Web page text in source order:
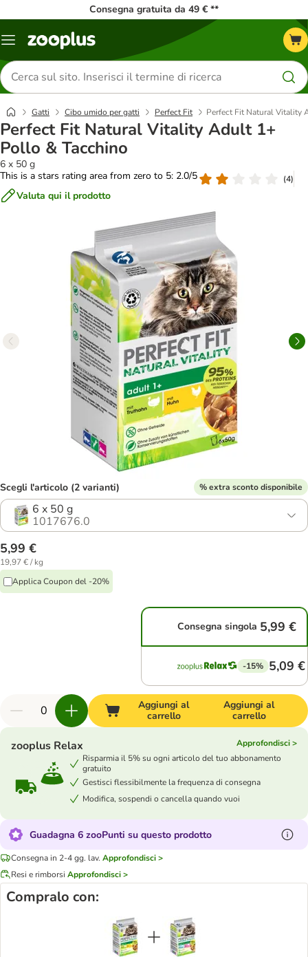
Consegna gratuita da 49 € **
Overview
Cerca
prodotti
Gatti Cibo umido per gatti Perfect Fit Perfect Fit Natural Vitality
Perfect Fit Natural Vitality Adult 1+
Pollo & Tacchino
6 x 50 g
This is a stars rating area from zero to 5: 2.0/5
(4)
Valuta qui il prodotto
Scegli l'articolo (2 varianti) % extra sconto disponibile
6 x 50 g
1017676.0
5,99 €
19,97 € / kg
Applica Coupon del -20%
Consegna singola 5,99 €
-15% 5,09 €
Aggiungi al
carrello
Aggiungi al
carrello
zooplus Relax
Approfondisci >
Risparmia il 5% su ogni articolo del tuo abbonamento
gratuito
Gestisci flessibilmente la frequenza di consegna
Modifica, sospendi o cancella quando vuoi
Guadagna 6 zooPunti su questo prodotto
Consegna in 2-4 gg. lav. Approfondisci >
Resi e rimborsi Approfondisci >
Compralo con: